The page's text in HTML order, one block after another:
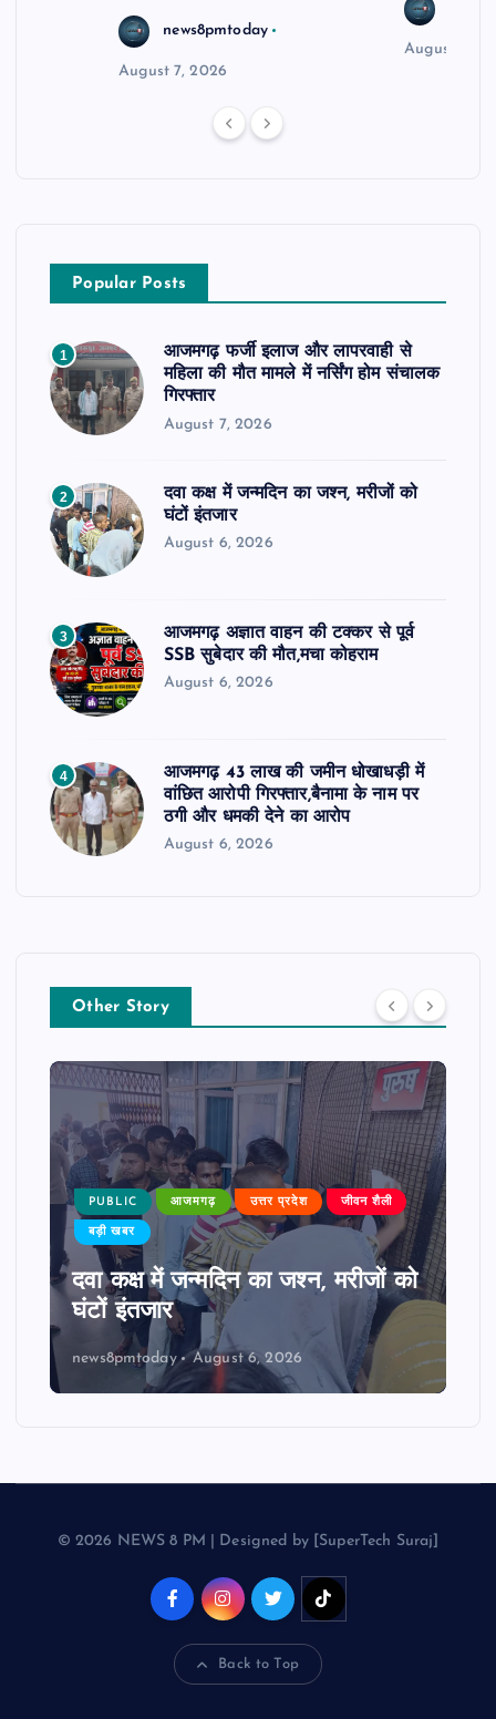
news8pmtoday
August 7, 2026
August 6,
Popular Posts
1
आजमगढ़ फर्जी इलाज और लापरवाही से
महिला की मौत मामले में नर्सिंग होम संचालक
गिरफ्तार
August 7, 2026
2
दवा कक्ष में जन्मदिन का जश्न, मरीजों को
घंटों इंतजार
August 6, 2026
3
आजमगढ़ अज्ञात वाहन की टक्कर से पूर्व
SSB सुबेदार की मौत,मचा कोहराम
August 6, 2026
4
आजमगढ़ 43 लाख की जमीन धोखाधड़ी में
वांछित आरोपी गिरफ्तार,बैनामा के नाम पर
ठगी और धमकी देने का आरोप
August 6, 2026
Other Story
PUBLIC आजमगढ़ उत्तर प्रदेश जीवन शैली
बड़ी खबर
दवा कक्ष में जन्मदिन का जश्न, मरीजों को
घंटों इंतजार
news8pmtoday August 6, 2026
© 2026 NEWS 8 PM | Designed by [SuperTech Suraj]
Back to Top